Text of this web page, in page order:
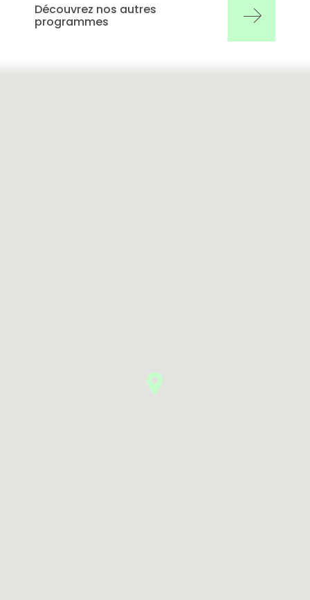
Découvrez nos autres
programmes